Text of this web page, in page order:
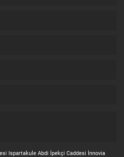
Ispartakule Abdi İpekçi Caddesi İnnovia